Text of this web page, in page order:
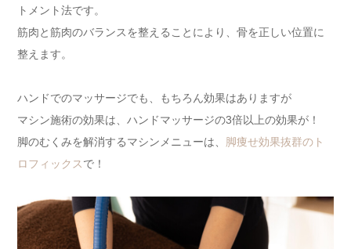
トメント法です。
筋肉と筋肉のバランスを整えることにより、骨を正しい位置に
整えます。
ハンドでのマッサージでも、もちろん効果はありますが
マシン施術の効果は、ハンドマッサージの3倍以上の効果が！
脚のむくみを解消するマシンメニューは、 脚痩せ効果抜群のト
ロフィックスで！